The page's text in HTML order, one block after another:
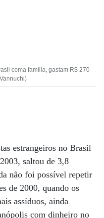
coma família, gastam R$ 270
estrangeiros no Brasil
saltou de 3,8
não foi possível repetir
de 2000, quando os
assíduos, ainda
com dinheiro no